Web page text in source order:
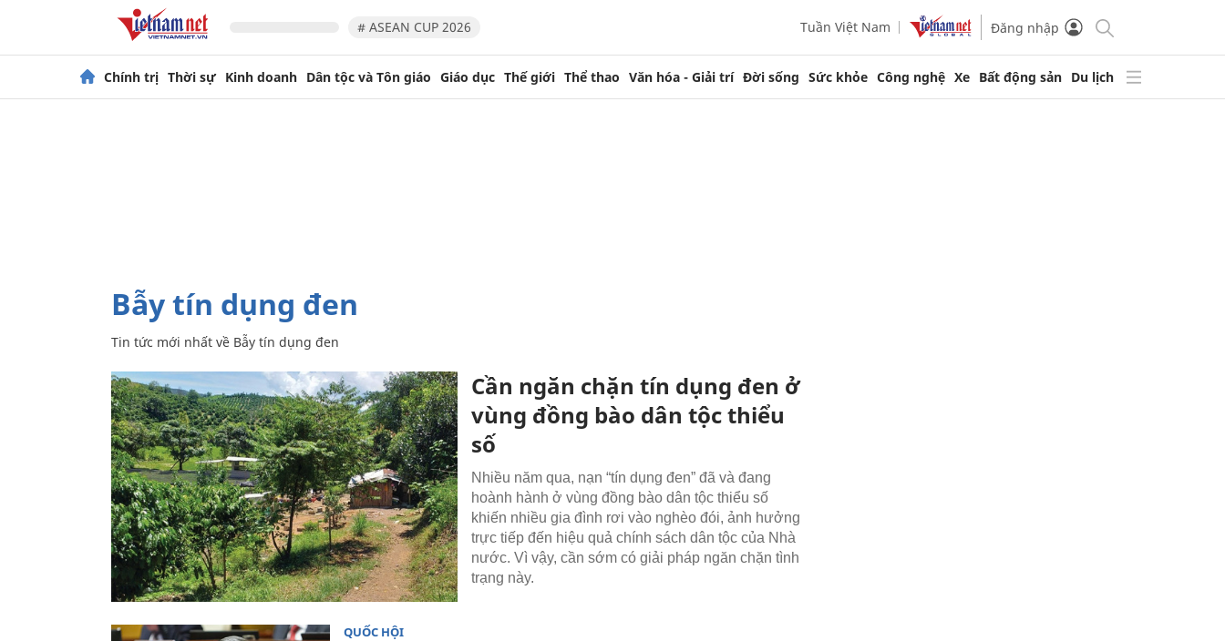
# ASEAN CUP 2026 Tuần Việt Nam Đăng nhập
Chính trị Thời sự Kinh doanh Dân tộc và Tôn giáo Giáo dục Thế giới Thể thao Văn hóa - Giải trí Đời sống Sức khỏe Công nghệ Xe Bất động sản Du lịch
Bẫy tín dụng đen
Tin tức mới nhất về Bẫy tín dụng đen
Cần ngăn chặn tín dụng đen ở
vùng đồng bào dân tộc thiểu
số
Nhiều năm qua, nạn “tín dụng đen” đã và đang
hoành hành ở vùng đồng bào dân tộc thiểu số
khiến nhiều gia đình rơi vào nghèo đói, ảnh hưởng
trực tiếp đến hiệu quả chính sách dân tộc của Nhà
nước. Vì vậy, cần sớm có giải pháp ngăn chặn tình
trạng này.
QUỐC HỘI